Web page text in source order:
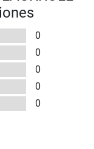
0
0
0
0
0